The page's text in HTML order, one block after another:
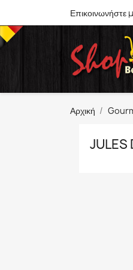
Επικοινωνήστε
Αρχική
JULES